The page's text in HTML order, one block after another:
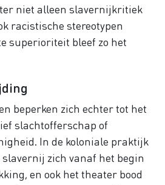
niet alleen slavernijkritiek
racistische stereotypen
superioriteit bleef zo het
beperken zich echter tot het
slachtofferschap of
In de koloniale praktijk
zich vanaf het begin
en ook het theater bood